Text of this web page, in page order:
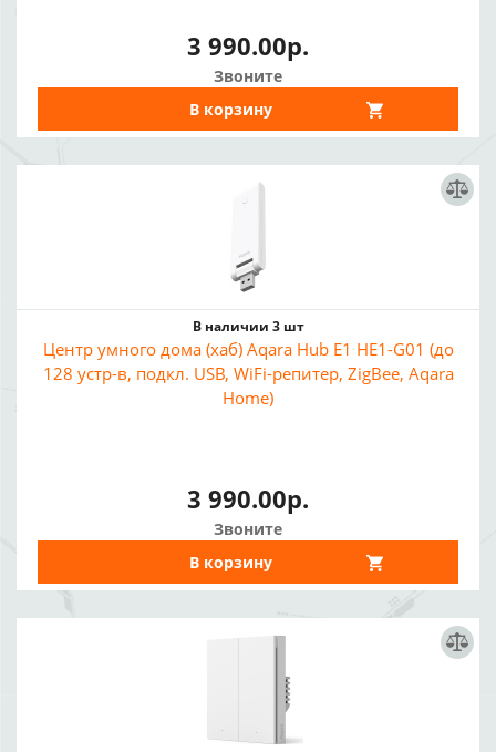
3 990.00р.
Звоните
В корзину
В наличии 3 шт
Центр умного дома (хаб) Aqara Hub E1 HE1-G01 (до
128 устр-в, подкл. USB, WiFi-репитер, ZigBee, Aqara
Home)
3 990.00р.
Звоните
В корзину